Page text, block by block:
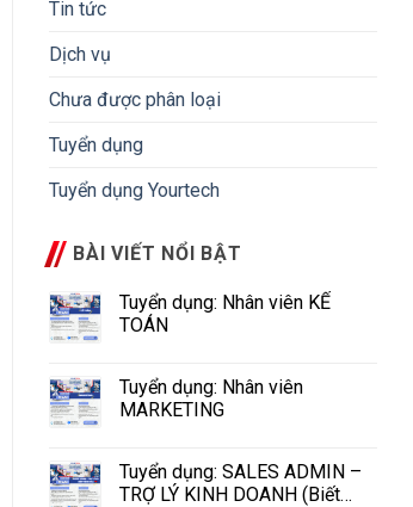
Tin tức
Dịch vụ
Chưa được phân loại
Tuyển dụng
Tuyển dụng Yourtech
BÀI VIẾT NỔI BẬT
Tuyển dụng: Nhân viên KẾ
TOÁN
Tuyển dụng: Nhân viên
MARKETING
Tuyển dụng: SALES ADMIN –
TRỢ LÝ KINH DOANH (Biết